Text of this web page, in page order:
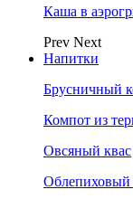
Каша в
Prev Next
Напитки
Брусничный
Компот из
Овсяный квас
Облепиховый